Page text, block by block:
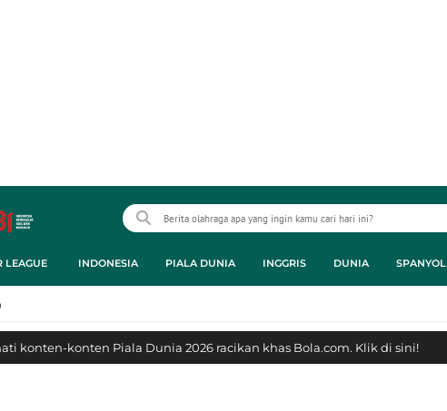
LEAGUE INDONESIA PIALA DUNIA INGGRIS DUNIA SPANYOL
konten-konten Piala Dunia 2026 racikan khas Bola.com. Klik di sini!